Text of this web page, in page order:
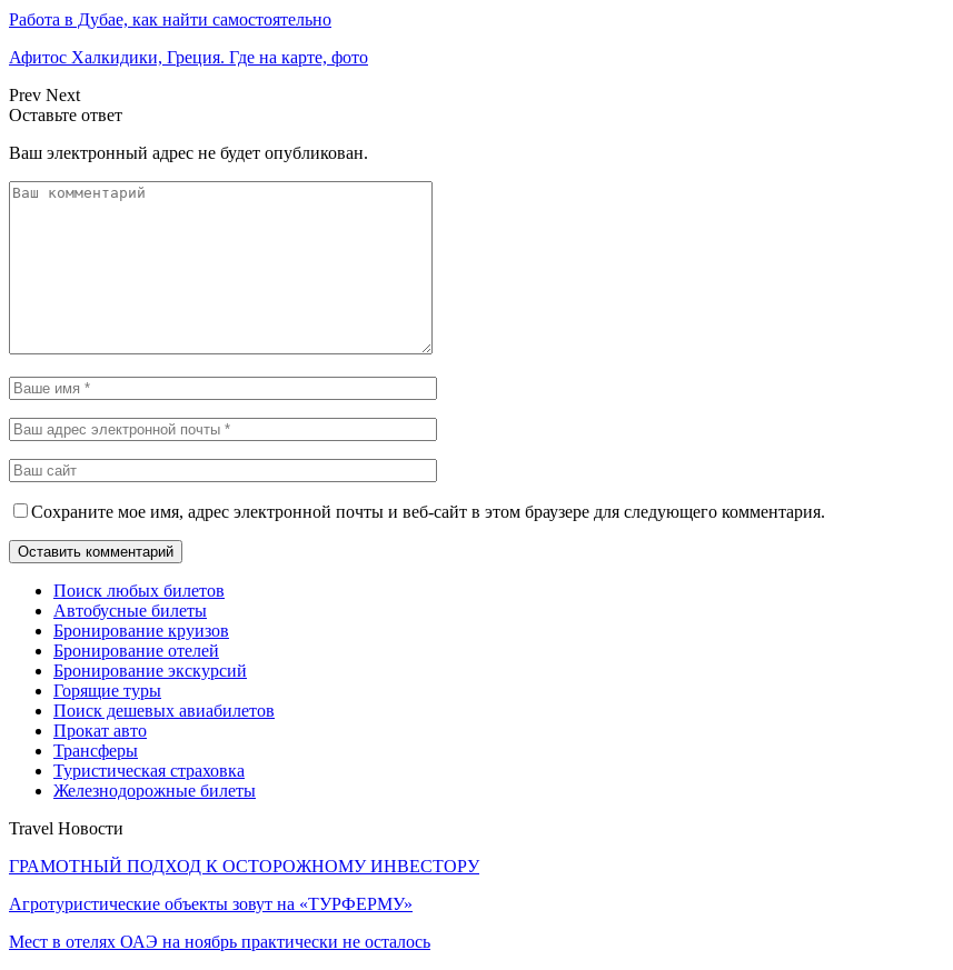
Работа в Дубае, как найти самостоятельно
Афитос Халкидики, Греция. Где на карте, фото
Prev Next
Оставьте ответ
Ваш электронный адрес не будет опубликован.
Сохраните мое имя, адрес электронной почты и веб-сайт в этом браузере для следующего комментария.
Поиск любых билетов
Автобусные билеты
Бронирование круизов
Бронирование отелей
Бронирование экскурсий
Горящие туры
Поиск дешевых авиабилетов
Прокат авто
Трансферы
Туристическая страховка
Железнодорожные билеты
Travel Новости
ГРАМОТНЫЙ ПОДХОД К ОСТОРОЖНОМУ ИНВЕСТОРУ
Агротуристические объекты зовут на «ТУРФЕРМУ»
Мест в отелях ОАЭ на ноябрь практически не осталось